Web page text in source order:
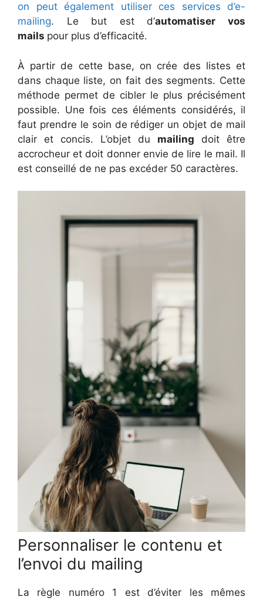
on peut également utiliser ces services d’e-
mailing. Le but est d’automatiser vos
mails pour plus d’efficacité.
À partir de cette base, on crée des listes et
dans chaque liste, on fait des segments. Cette
méthode permet de cibler le plus précisément
possible. Une fois ces éléments considérés, il
faut prendre le soin de rédiger un objet de mail
clair et concis. L’objet du mailing doit être
accrocheur et doit donner envie de lire le mail. Il
est conseillé de ne pas excéder 50 caractères.
Personnaliser le contenu et
l’envoi du mailing
La règle numéro 1 est d’éviter les mêmes